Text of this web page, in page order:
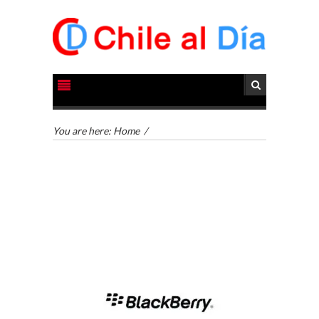
You are here: Home /
PARA EL
DESARROLLO LOCAL